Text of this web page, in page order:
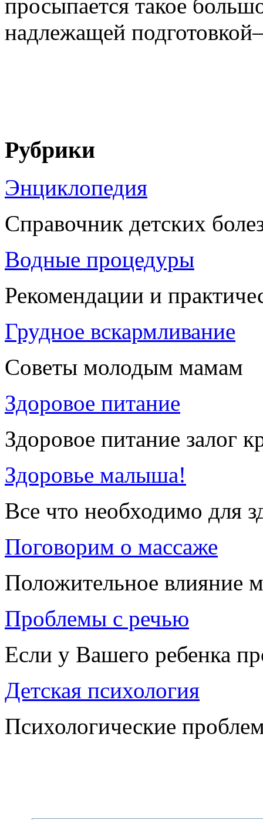
просыпается такое
надлежащей
Рубрики
Энциклопедия
Справочник детских
Водные процедуры
Рекомендации и
Грудное вскармливание
Советы молодым мамам
Здоровое питание
Здоровое питание залог
Здоровье малыша!
Все что необходимо для
Поговорим о массаже
Положительное влияние
Проблемы с речью
Если у Вашего ребенка
Детская психология
Психологические